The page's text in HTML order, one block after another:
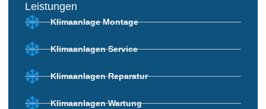
Leistungen
Klimaanlage Montage
Klimaanlagen Service
Klimaanlagen Reparatur
Klimaanlagen Wartung